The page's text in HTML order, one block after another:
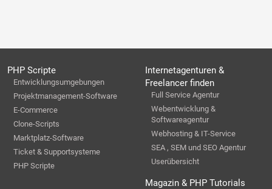
PHP Scripte
Entwicklungsumgebungen
Projektmanagement-Software
E-Commerce
Clone-Scripts
Marktplatz-Software
Ticket & Supportsysteme
PHP Scripte
Internetagenturen &
Freelancer finden
Full Service Agentur
Webentwicklung &
Softwareagentur
Webhosting & IT-Service
SEA , SEM und SEO Agentur
Userübersicht
Magazin & PHP Tutorials